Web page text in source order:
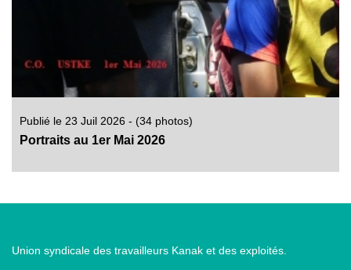
Publié le 23 Juil 2026 - (34 photos)
Portraits au 1er Mai 2026
Union syndicale des travailleurs Kanak et des exploités.